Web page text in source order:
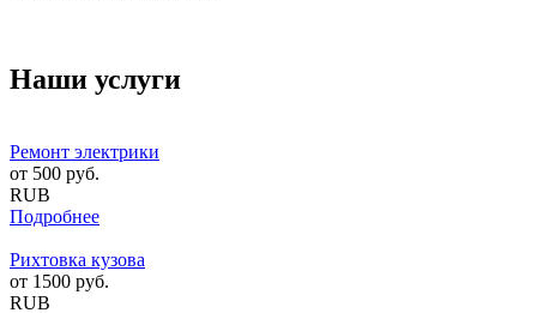
Наши услуги
Ремонт электрики
от 500 руб.
RUB
Подробнее
Рихтовка кузова
от 1500 руб.
RUB